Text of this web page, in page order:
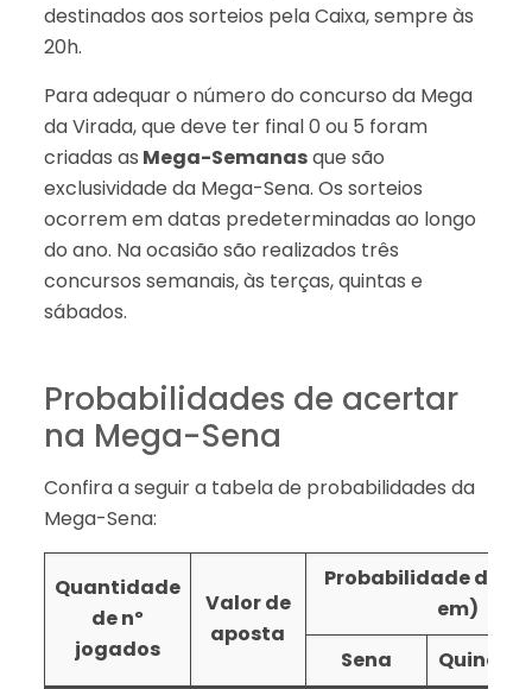
destinados aos sorteios pela Caixa, sempre às
20h.
Para adequar o número do concurso da Mega
da Virada, que deve ter final 0 ou 5 foram
criadas as Mega-Semanasque são
exclusividade da Mega-Sena. Os sorteios
ocorrem em datas predeterminadas ao longo
do ano. Na ocasião são realizados três
concursos semanais, às terças, quintas e
sábados.
Probabilidades de acertar
na Mega-Sena
Confira a seguir a tabela de probabilidades da
Mega-Sena:
Quantidade
de nº
jogados
Valor de
aposta
Probabilidade de
em)
Sena
Quina